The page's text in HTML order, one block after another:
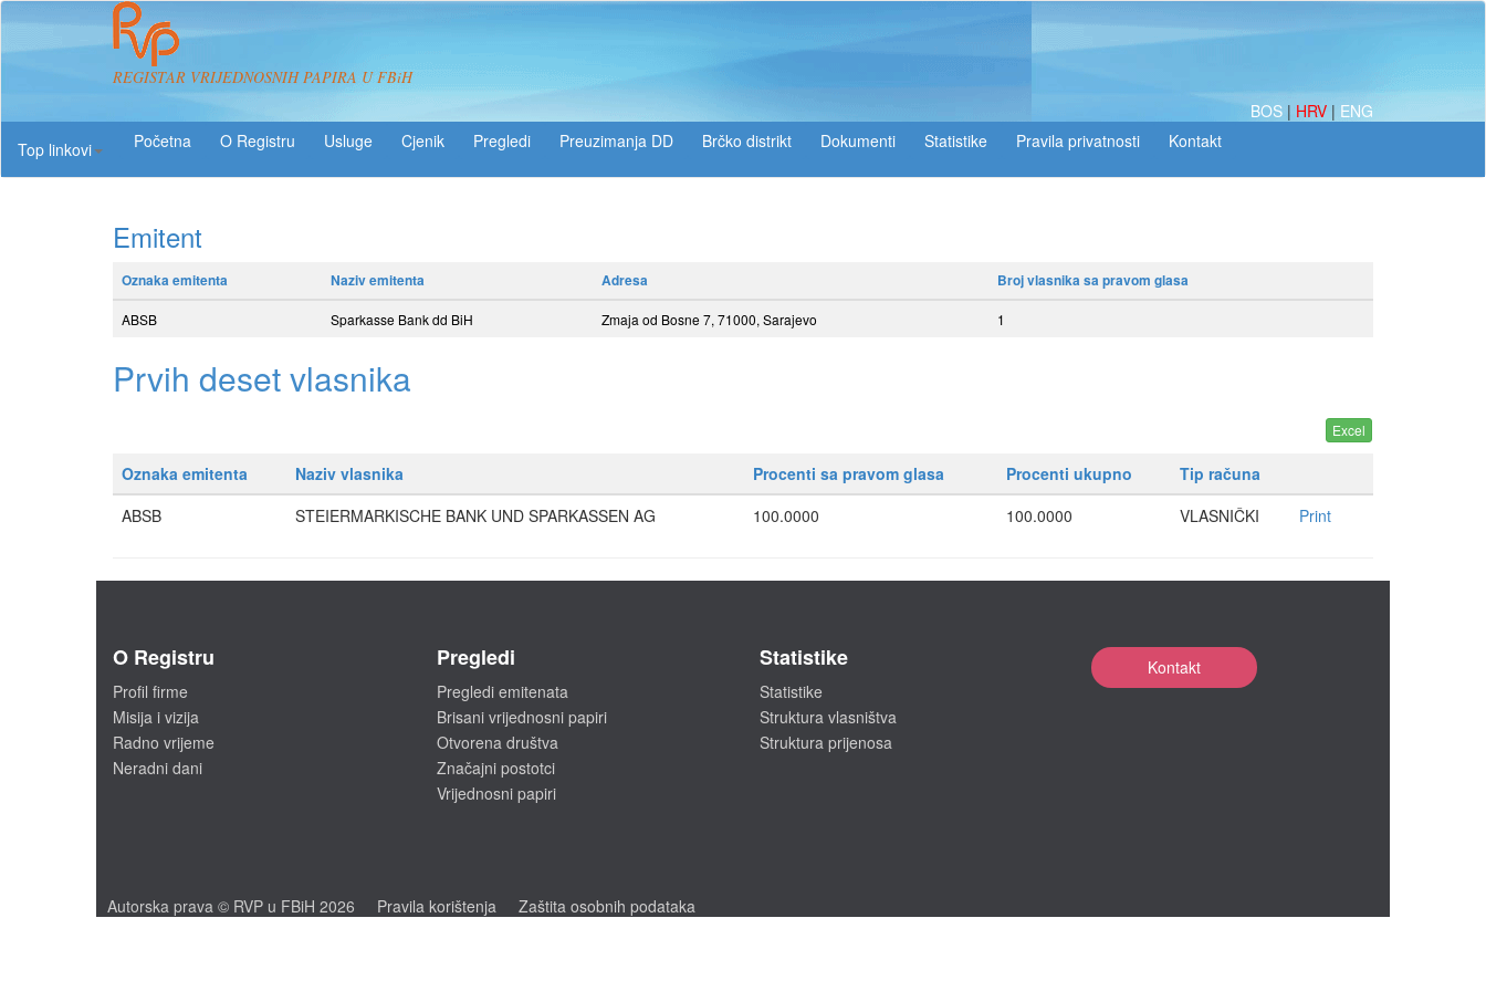
REGISTAR VRIJEDNOSNIH PAPIRA U FBiH
BOS | HRV | ENG
Top linkovi
O Registru Usluge Pregledi Preuzimanja DD Brčko distrikt Dokumenti Statistike
Emitent
Oznaka emitenta Naziv emitenta Adresa Broj vlasnika sa pravom glasa
ABSB Sparkasse Bank dd BiH Zmaja od Bosne 7, 71000, Sarajevo 1
Prvih deset vlasnika
Oznaka emitenta Naziv vlasnika Procenti sa pravom glasa Procenti ukupno
Tip računa
ABSB
STEIERMARKISCHE BANK UND SPARKASSEN AG 100.0000 100.0000 VLASNIČKI Print
O Registru
Profil firme
Misija i vizija
Radno vrijeme
Neradni dani
Pregledi
Pregledi emitenata
Brisani vrijednosni papiri
Otvorena društva
Značajni postotci
Vrijednosni papiri
Statistike
Statistike
Struktura vlasništva
Struktura prijenosa
Kontakt
Autorska prava © RVP u FBiH 2026 Pravila korištenja Zaštita osobnih podataka